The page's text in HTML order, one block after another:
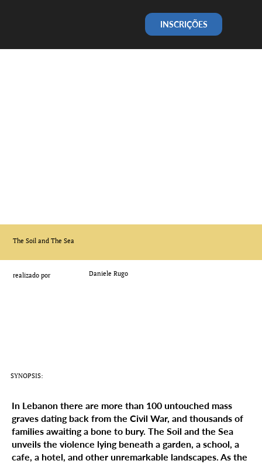
INSCRIÇÕES
The Soil and The Sea
Daniele Rugo
realizado por
In Lebanon there are more than 100 untouched mass
graves dating back from the Civil War, and thousands of
families awaiting a bone to bury. The Soil and the Sea
unveils the violence lying beneath a garden, a school, a
cafe, a hotel, and other unremarkable landscapes. As the
SYNOPSIS: